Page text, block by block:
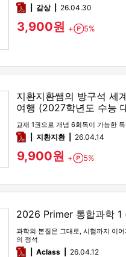
pdf감상​ 26.04.30
3,900원 + Point
5%
지환지환쌤의 방구석 세
여행 (2027학년도 수능
교재 1권으로 개념 6회독이 가능한
pdf지환지환 26.04.14
9,900원 + Point
5%
2026 Primer 통합과학 1
과학의 본질은 그대로, 시험까지 이
의 정석
pdfAclass 26.04.12